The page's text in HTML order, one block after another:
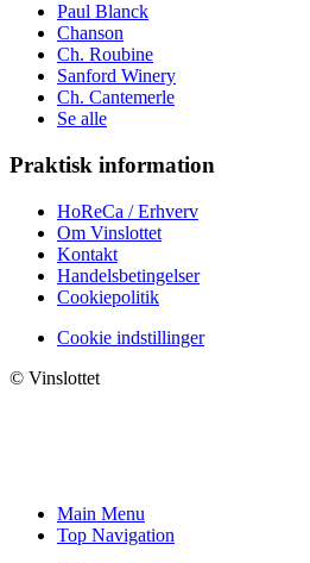
Paul Blanck
Chanson
Ch. Roubine
Sanford Winery
Ch. Cantemerle
Se alle
Praktisk information
HoReCa / Erhverv
Om Vinslottet
Kontakt
Handelsbetingelser
Cookiepolitik
Cookie indstillinger
© Vinslottet
Main Menu
Top Navigation